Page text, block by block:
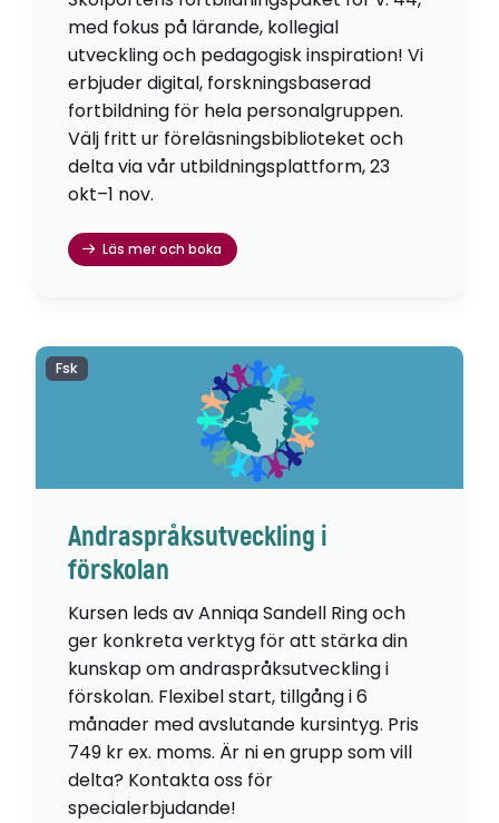
med fokus på lärande, kollegial
utveckling och pedagogisk inspiration! Vi
erbjuder digital, forskningsbaserad
fortbildning för hela personalgruppen.
Välj fritt ur föreläsningsbiblioteket och
delta via vår utbildningsplattform, 23
okt–1 nov.
Läs mer och boka
Andraspråksutveckling i
förskolan
Kursen leds av Anniqa Sandell Ring och
ger konkreta verktyg för att stärka din
kunskap om andraspråksutveckling i
förskolan. Flexibel start, tillgång i 6
månader med avslutande kursintyg. Pris
749 kr ex. moms. Är ni en grupp som vill
delta? Kontakta oss för
specialerbjudande!
Fsk